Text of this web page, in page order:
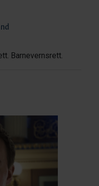
Barnevernsrett.